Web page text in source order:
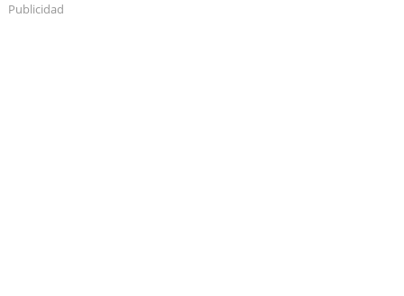
Publicidad